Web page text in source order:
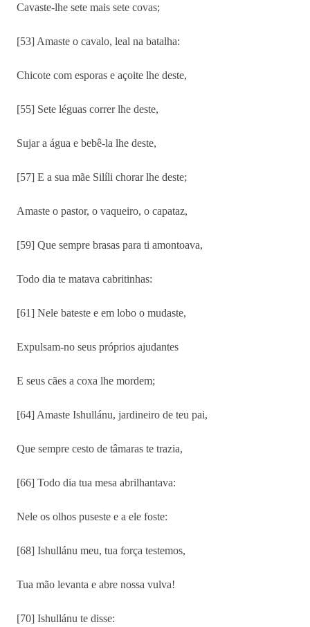
Cavaste-lhe sete mais sete covas;
[53] Amaste o cavalo, leal na batalha:
Chicote com esporas e açoite lhe deste,
[55] Sete léguas correr lhe deste,
Sujar a água e bebê-la lhe deste,
[57] E a sua mãe Silíli chorar lhe deste;
Amaste o pastor, o vaqueiro, o capataz,
[59] Que sempre brasas para ti amontoava,
Todo dia te matava cabritinhas:
[61] Nele bateste e em lobo o mudaste,
Expulsam-no seus próprios ajudantes
E seus cães a coxa lhe mordem;
[64] Amaste Ishullánu, jardineiro de teu pai,
Que sempre cesto de tâmaras te trazia,
[66] Todo dia tua mesa abrilhantava:
Nele os olhos puseste e a ele foste:
[68] Ishullánu meu, tua força testemos,
Tua mão levanta e abre nossa vulva!
[70] Ishullánu te disse: